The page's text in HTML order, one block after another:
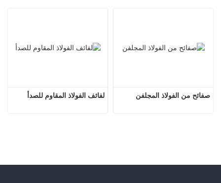
لفائف الفولاذ المقاوم للصدأ صفائح من الفولاذ المجلفن